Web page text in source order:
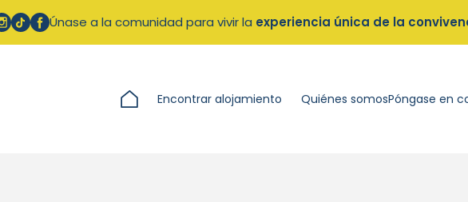
Únase a la comunidad para vivir la experiencia única de la
Encontrar alojamiento Quiénes somosPóngase en